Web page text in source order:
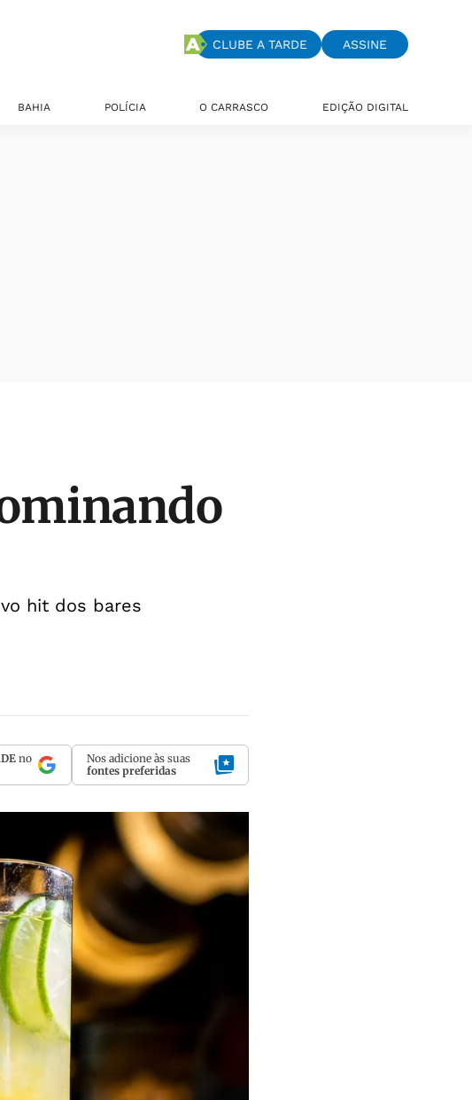
CLUBE A TARDE ASSINE
BAHIA POLÍCIA O CARRASCO EDIÇÃO DIGITAL
hit dos bares
no
Nos adicione às suas
fontes preferidas